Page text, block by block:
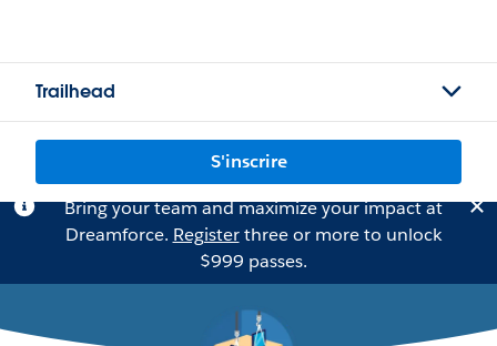
Trailhead
S'inscrire
Bring your team and maximize your impact at
Dreamforce. Registerthree or more to unlock
$999 passes.